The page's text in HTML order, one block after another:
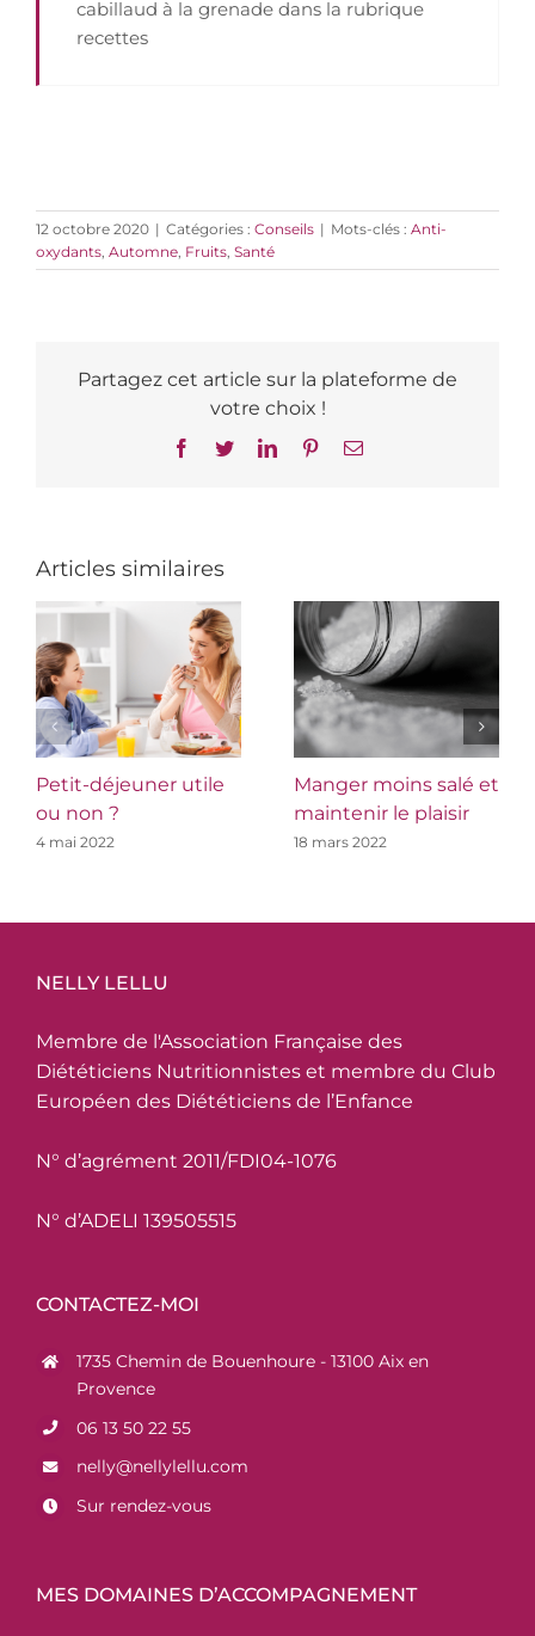
cabillaud à la grenade dans la rubrique
recettes
12 octobre 2020 | Catégories : Conseils | Mots-clés : Anti-
oxydants Automne Fruits Santé
Partagez cet article sur la plateforme de
votre choix !
Facebook
TwitterLinkedInPinterestEmail
Articles similaires
Petit-déjeuner utile
ou non ?
4 mai 2022
Manger moins salé et
maintenir le plaisir
18 mars 2022
NELLY LELLU
Membre de l'Association Française des
Diététiciens Nutritionnistes et membre du Club
Européen des Diététiciens de l’Enfance
N° d’agrément 2011/FDI04-1076
N° d’ADELI 139505515
CONTACTEZ-MOI
1735 Chemin de Bouenhoure - 13100 Aix en
Provence
06 13 50 22 55
nelly@nellylellu.com
Sur rendez-vous
MES DOMAINES D’ACCOMPAGNEMENT